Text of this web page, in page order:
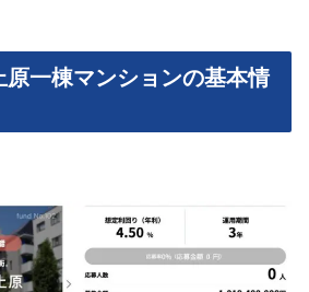
原一棟マンションの基本情